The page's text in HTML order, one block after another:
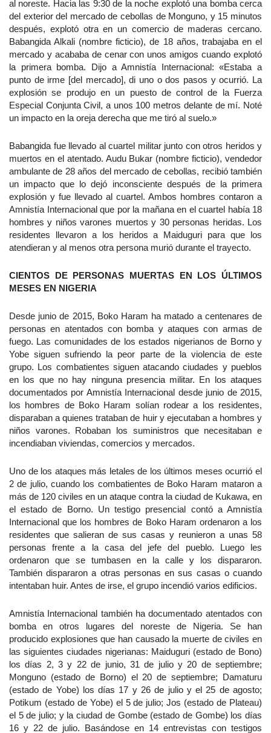
al noreste. Hacia las 9:30 de la noche explotó una bomba cerca
del exterior del mercado de cebollas de Monguno, y 15 minutos
después, explotó otra en un comercio de maderas cercano.
Babangida Alkali (nombre ficticio), de 18 años, trabajaba en el
mercado y acababa de cenar con unos amigos cuando explotó
la primera bomba. Dijo a Amnistía Internacional: «Estaba a
punto de irme [del mercado], di uno o dos pasos y ocurrió. La
explosión se produjo en un puesto de control de la Fuerza
Especial Conjunta Civil, a unos 100 metros delante de mí. Noté
un impacto en la oreja derecha que me tiró al suelo.»
Babangida fue llevado al cuartel militar junto con otros heridos y
muertos en el atentado. Audu Bukar (nombre ficticio), vendedor
ambulante de 28 años del mercado de cebollas, recibió también
un impacto que lo dejó inconsciente después de la primera
explosión y fue llevado al cuartel. Ambos hombres contaron a
Amnistía Internacional que por la mañana en el cuartel había 18
hombres y niños varones muertos y 30 personas heridas. Los
residentes llevaron a los heridos a Maiduguri para que los
atendieran y al menos otra persona murió durante el trayecto.
CIENTOS DE PERSONAS MUERTAS EN LOS ÚLTIMOS
MESES EN NIGERIA
Desde junio de 2015, Boko Haram ha matado a centenares de
personas en atentados con bomba y ataques con armas de
fuego. Las comunidades de los estados nigerianos de Borno y
Yobe siguen sufriendo la peor parte de la violencia de este
grupo. Los combatientes siguen atacando ciudades y pueblos
en los que no hay ninguna presencia militar. En los ataques
documentados por Amnistía Internacional desde junio de 2015,
los hombres de Boko Haram solían rodear a los residentes,
disparaban a quienes trataban de huir y ejecutaban a hombres y
niños varones. Robaban los suministros que necesitaban e
incendiaban viviendas, comercios y mercados.
Uno de los ataques más letales de los últimos meses ocurrió el
2 de julio, cuando los combatientes de Boko Haram mataron a
más de 120 civiles en un ataque contra la ciudad de Kukawa, en
el estado de Borno. Un testigo presencial contó a Amnistía
Internacional que los hombres de Boko Haram ordenaron a los
residentes que salieran de sus casas y reunieron a unas 58
personas frente a la casa del jefe del pueblo. Luego les
ordenaron que se tumbasen en la calle y los dispararon.
También dispararon a otras personas en sus casas o cuando
intentaban huir. Antes de irse, el grupo incendió varios edificios.
Amnistía Internacional también ha documentado atentados con
bomba en otros lugares del noreste de Nigeria. Se han
producido explosiones que han causado la muerte de civiles en
las siguientes ciudades nigerianas: Maiduguri (estado de Bono)
los días 2, 3 y 22 de junio, 31 de julio y 20 de septiembre;
Monguno (estado de Borno) el 20 de septiembre; Damaturu
(estado de Yobe) los días 17 y 26 de julio y el 25 de agosto;
Potikum (estado de Yobe) el 5 de julio; Jos (estado de Plateau)
el 5 de julio; y la ciudad de Gombe (estado de Gombe) los días
16 y 22 de julio. Basándose en 14 entrevistas con testigos